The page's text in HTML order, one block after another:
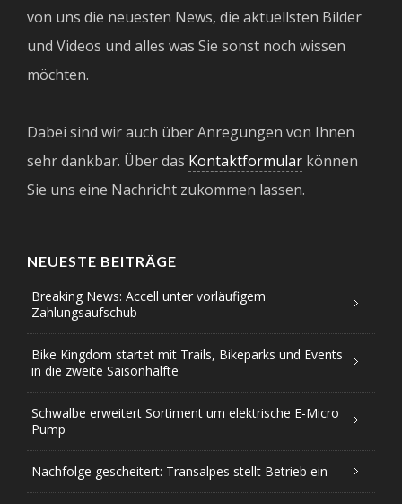
von uns die neuesten News, die aktuellsten Bilder
und Videos und alles was Sie sonst noch wissen
möchten.
Dabei sind wir auch über Anregungen von Ihnen
sehr dankbar. Über das Kontaktformular können
Sie uns eine Nachricht zukommen lassen.
NEUESTE BEITRÄGE
Breaking News: Accell unter vorläufigem
Zahlungsaufschub
Bike Kingdom startet mit Trails, Bikeparks und Events
in die zweite Saisonhälfte
Schwalbe erweitert Sortiment um elektrische E-Micro
Pump
Nachfolge gescheitert: Transalpes stellt Betrieb ein